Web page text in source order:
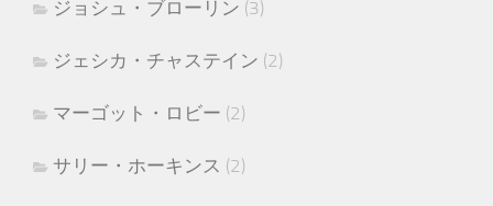
ジョシュ・ブローリン (3)
ジェシカ・チャステイン (2)
マーゴット・ロビー (2)
サリー・ホーキンス (2)